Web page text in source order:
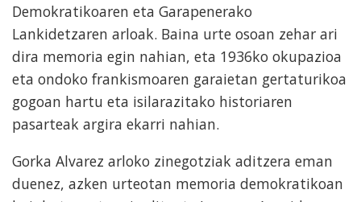
Demokratikoaren eta Garapenerako
Lankidetzaren arloak. Baina urte osoan zehar ari
dira memoria egin nahian, eta 1936ko okupazioa
eta ondoko frankismoaren garaietan gertaturikoa
gogoan hartu eta isilarazitako historiaren
pasarteak argira ekarri nahian.
Gorka Alvarez arloko zinegotziak aditzera eman
duenez, azken urteotan memoria demokratikoan